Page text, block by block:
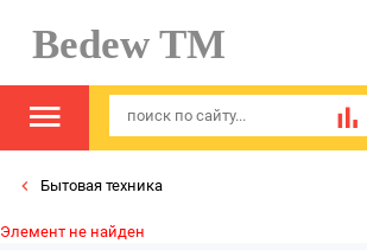
Bedew TM
Бытовая техника
Элемент не найден